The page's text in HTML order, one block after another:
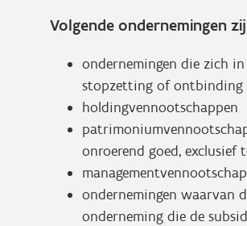
Volgende ondernemingen
ondernemingen die zich
stopzetting of ontbinding
holdingvennootschappen
onroerend goed, exclusief
ondernemingen waarvan
onderneming die de